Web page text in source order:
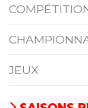
JEUX